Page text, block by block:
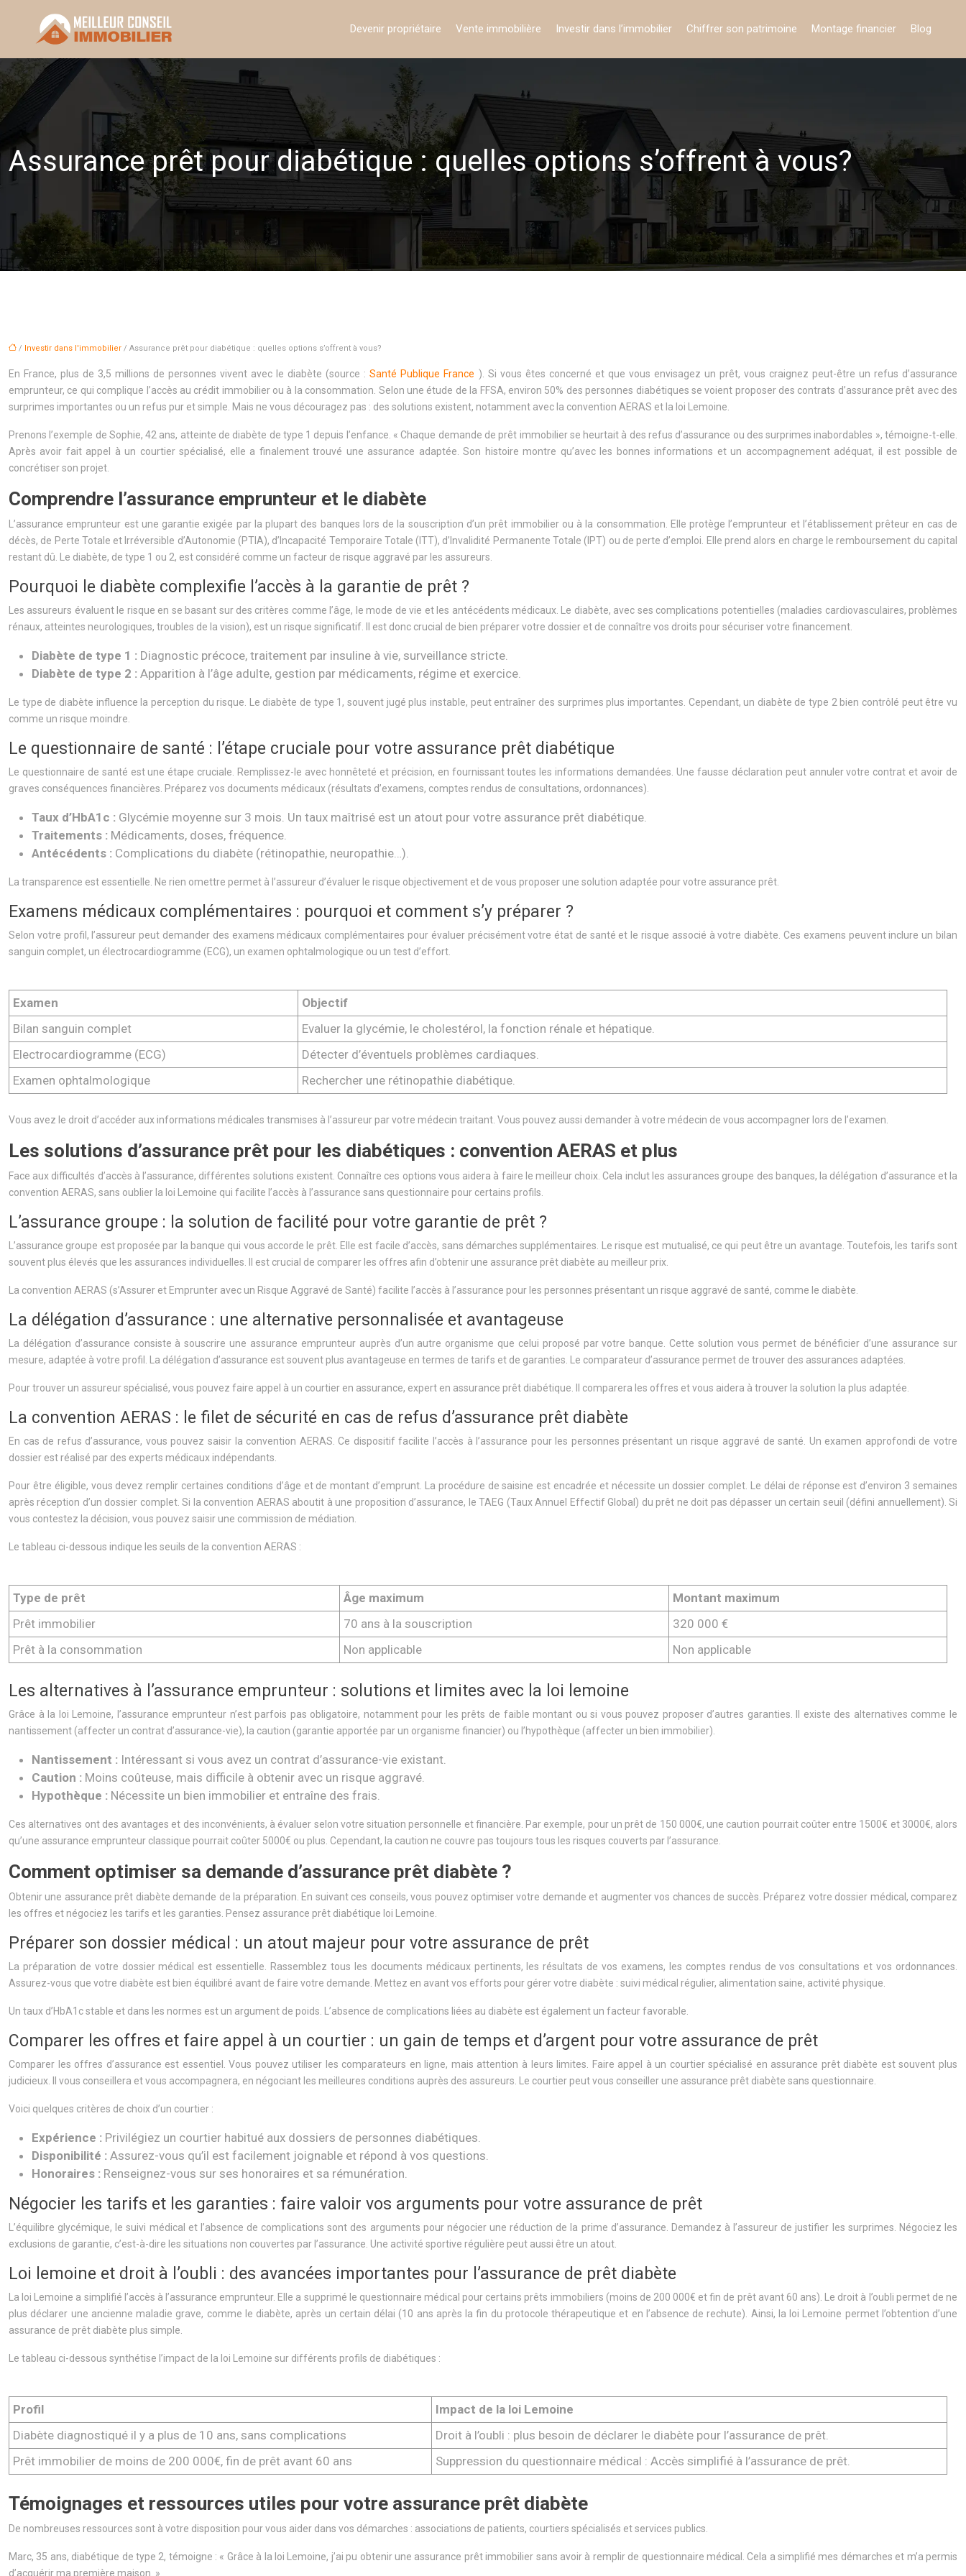
Devenir propriétaire Vente immobilière Investir dans l’immobilier Chiffrer son patrimoine Montage financier Blog
Assurance prêt pour diabétique : quelles options s’offrent à vous?
/ Investir dans l'immobilier / Assurance prêt pour diabétique : quelles options s’offrent à vous?
En France, plus de 3,5 millions de personnes vivent avec le diabète (source :Santé Publique France ). Si vous êtes concerné et que vous envisagez un prêt, vous craignez peut-être un refus d’assurance
emprunteur, ce qui complique l’accès au crédit immobilier ou à la consommation. Selon une étude de la FFSA, environ 50% des personnes diabétiques se voient proposer des contrats d’assurance prêt avec des
surprimes importantes ou un refus pur et simple. Mais ne vous découragez pas : des solutions existent, notamment avec la convention AERAS et la loi Lemoine.
Prenons l’exemple de Sophie, 42 ans, atteinte de diabète de type 1 depuis l’enfance. « Chaque demande de prêt immobilier se heurtait à des refus d’assurance ou des surprimes inabordables », témoigne-t-elle.
Après avoir fait appel à un courtier spécialisé, elle a finalement trouvé une assurance adaptée. Son histoire montre qu’avec les bonnes informations et un accompagnement adéquat, il est possible de
concrétiser son projet.
Comprendre l’assurance emprunteur et le diabète
L’assurance emprunteur est une garantie exigée par la plupart des banques lors de la souscription d’un prêt immobilier ou à la consommation. Elle protège l’emprunteur et l’établissement prêteur en cas de
décès, de Perte Totale et Irréversible d’Autonomie (PTIA), d’Incapacité Temporaire Totale (ITT), d’Invalidité Permanente Totale (IPT) ou de perte d’emploi. Elle prend alors en charge le remboursement du capital
restant dû. Le diabète, de type 1 ou 2, est considéré comme un facteur de risque aggravé par les assureurs.
Pourquoi le diabète complexifie l’accès à la garantie de prêt ?
Les assureurs évaluent le risque en se basant sur des critères comme l’âge, le mode de vie et les antécédents médicaux. Le diabète, avec ses complications potentielles (maladies cardiovasculaires, problèmes
rénaux, atteintes neurologiques, troubles de la vision), est un risque significatif. Il est donc crucial de bien préparer votre dossier et de connaître vos droits pour sécuriser votre financement.
Diabète de type 1 : Diagnostic précoce, traitement par insuline à vie, surveillance stricte.
Diabète de type 2 : Apparition à l’âge adulte, gestion par médicaments, régime et exercice.
Le type de diabète influence la perception du risque. Le diabète de type 1, souvent jugé plus instable, peut entraîner des surprimes plus importantes. Cependant, un diabète de type 2 bien contrôlé peut être vu
comme un risque moindre.
Le questionnaire de santé : l’étape cruciale pour votre assurance prêt diabétique
Le questionnaire de santé est une étape cruciale. Remplissez-le avec honnêteté et précision, en fournissant toutes les informations demandées. Une fausse déclaration peut annuler votre contrat et avoir de
graves conséquences financières. Préparez vos documents médicaux (résultats d’examens, comptes rendus de consultations, ordonnances).
Taux d’HbA1c : Glycémie moyenne sur 3 mois. Un taux maîtrisé est un atout pour votre assurance prêt diabétique.
Traitements : Médicaments, doses, fréquence.
Antécédents : Complications du diabète (rétinopathie, neuropathie…).
La transparence est essentielle. Ne rien omettre permet à l’assureur d’évaluer le risque objectivement et de vous proposer une solution adaptée pour votre assurance prêt.
Examens médicaux complémentaires : pourquoi et comment s’y préparer ?
Selon votre profil, l’assureur peut demander des examens médicaux complémentaires pour évaluer précisément votre état de santé et le risque associé à votre diabète. Ces examens peuvent inclure un bilan
sanguin complet, un électrocardiogramme (ECG), un examen ophtalmologique ou un test d’effort.
Examen
Objectif
Bilan sanguin complet
Evaluer la glycémie, le cholestérol, la fonction rénale et hépatique.
Electrocardiogramme (ECG)
Détecter d’éventuels problèmes cardiaques.
Examen ophtalmologique
Rechercher une rétinopathie diabétique.
Vous avez le droit d’accéder aux informations médicales transmises à l’assureur par votre médecin traitant. Vous pouvez aussi demander à votre médecin de vous accompagner lors de l’examen.
Les solutions d’assurance prêt pour les diabétiques : convention AERAS et plus
Face aux difficultés d’accès à l’assurance, différentes solutions existent. Connaître ces options vous aidera à faire le meilleur choix. Cela inclut les assurances groupe des banques, la délégation d’assurance et la
convention AERAS, sans oublier la loi Lemoine qui facilite l’accès à l’assurance sans questionnaire pour certains profils.
L’assurance groupe : la solution de facilité pour votre garantie de prêt ?
L’assurance groupe est proposée par la banque qui vous accorde le prêt. Elle est facile d’accès, sans démarches supplémentaires. Le risque est mutualisé, ce qui peut être un avantage. Toutefois, les tarifs sont
souvent plus élevés que les assurances individuelles. Il est crucial de comparer les offres afin d’obtenir une assurance prêt diabète au meilleur prix.
La convention AERAS (s’Assurer et Emprunter avec un Risque Aggravé de Santé) facilite l’accès à l’assurance pour les personnes présentant un risque aggravé de santé, comme le diabète.
La délégation d’assurance : une alternative personnalisée et avantageuse
La délégation d’assurance consiste à souscrire une assurance emprunteur auprès d’un autre organisme que celui proposé par votre banque. Cette solution vous permet de bénéficier d’une assurance sur
mesure, adaptée à votre profil. La délégation d’assurance est souvent plus avantageuse en termes de tarifs et de garanties. Le comparateur d’assurance permet de trouver des assurances adaptées.
Pour trouver un assureur spécialisé, vous pouvez faire appel à un courtier en assurance, expert en assurance prêt diabétique. Il comparera les offres et vous aidera à trouver la solution la plus adaptée.
La convention AERAS : le filet de sécurité en cas de refus d’assurance prêt diabète
En cas de refus d’assurance, vous pouvez saisir la convention AERAS. Ce dispositif facilite l’accès à l’assurance pour les personnes présentant un risque aggravé de santé. Un examen approfondi de votre
dossier est réalisé par des experts médicaux indépendants.
Pour être éligible, vous devez remplir certaines conditions d’âge et de montant d’emprunt. La procédure de saisine est encadrée et nécessite un dossier complet. Le délai de réponse est d’environ 3 semaines
après réception d’un dossier complet. Si la convention AERAS aboutit à une proposition d’assurance, le TAEG (Taux Annuel Effectif Global) du prêt ne doit pas dépasser un certain seuil (défini annuellement). Si
vous contestez la décision, vous pouvez saisir une commission de médiation.
Le tableau ci-dessous indique les seuils de la convention AERAS :
Type de prêt Âge maximum
Montant maximum
Prêt immobilier
70 ans à la souscription
320 000 €
Prêt à la consommation
Non applicable Non applicable
Les alternatives à l’assurance emprunteur : solutions et limites avec la loi lemoine
Grâce à la loi Lemoine, l’assurance emprunteur n’est parfois pas obligatoire, notamment pour les prêts de faible montant ou si vous pouvez proposer d’autres garanties. Il existe des alternatives comme le
nantissement (affecter un contrat d’assurance-vie), la caution (garantie apportée par un organisme financier) ou l’hypothèque (affecter un bien immobilier).
Nantissement : Intéressant si vous avez un contrat d’assurance-vie existant.
Caution : Moins coûteuse, mais difficile à obtenir avec un risque aggravé.
Hypothèque : Nécessite un bien immobilier et entraîne des frais.
Ces alternatives ont des avantages et des inconvénients, à évaluer selon votre situation personnelle et financière. Par exemple, pour un prêt de 150 000€, une caution pourrait coûter entre 1500€ et 3000€, alors
qu’une assurance emprunteur classique pourrait coûter 5000€ ou plus. Cependant, la caution ne couvre pas toujours tous les risques couverts par l’assurance.
Comment optimiser sa demande d’assurance prêt diabète ?
Obtenir une assurance prêt diabète demande de la préparation. En suivant ces conseils, vous pouvez optimiser votre demande et augmenter vos chances de succès. Préparez votre dossier médical, comparez
les offres et négociez les tarifs et les garanties. Pensez assurance prêt diabétique loi Lemoine.
Préparer son dossier médical : un atout majeur pour votre assurance de prêt
La préparation de votre dossier médical est essentielle. Rassemblez tous les documents médicaux pertinents, les résultats de vos examens, les comptes rendus de vos consultations et vos ordonnances.
Assurez-vous que votre diabète est bien équilibré avant de faire votre demande. Mettez en avant vos efforts pour gérer votre diabète : suivi médical régulier, alimentation saine, activité physique.
Un taux d’HbA1c stable et dans les normes est un argument de poids. L’absence de complications liées au diabète est également un facteur favorable.
Comparer les offres et faire appel à un courtier : un gain de temps et d’argent pour votre assurance de prêt
Comparer les offres d’assurance est essentiel. Vous pouvez utiliser les comparateurs en ligne, mais attention à leurs limites. Faire appel à un courtier spécialisé en assurance prêt diabète est souvent plus
judicieux. Il vous conseillera et vous accompagnera, en négociant les meilleures conditions auprès des assureurs. Le courtier peut vous conseiller une assurance prêt diabète sans questionnaire.
Voici quelques critères de choix d’un courtier :
Expérience : Privilégiez un courtier habitué aux dossiers de personnes diabétiques.
Disponibilité : Assurez-vous qu’il est facilement joignable et répond à vos questions.
Honoraires : Renseignez-vous sur ses honoraires et sa rémunération.
Négocier les tarifs et les garanties : faire valoir vos arguments pour votre assurance de prêt
L’équilibre glycémique, le suivi médical et l’absence de complications sont des arguments pour négocier une réduction de la prime d’assurance. Demandez à l’assureur de justifier les surprimes. Négociez les
exclusions de garantie, c’est-à-dire les situations non couvertes par l’assurance. Une activité sportive régulière peut aussi être un atout.
Loi lemoine et droit à l’oubli : des avancées importantes pour l’assurance de prêt diabète
La loi Lemoine a simplifié l’accès à l’assurance emprunteur. Elle a supprimé le questionnaire médical pour certains prêts immobiliers (moins de 200 000€ et fin de prêt avant 60 ans). Le droit à l’oubli permet de ne
plus déclarer une ancienne maladie grave, comme le diabète, après un certain délai (10 ans après la fin du protocole thérapeutique et en l’absence de rechute). Ainsi, la loi Lemoine permet l’obtention d’une
assurance de prêt diabète plus simple.
Le tableau ci-dessous synthétise l’impact de la loi Lemoine sur différents profils de diabétiques :
Profil
Impact de la loi Lemoine
Diabète diagnostiqué il y a plus de 10 ans, sans complications
Droit à l’oubli : plus besoin de déclarer le diabète pour l’assurance de prêt.
Prêt immobilier de moins de 200 000€, fin de prêt avant 60 ans
Suppression du questionnaire médical : Accès simplifié à l’assurance de prêt.
Témoignages et ressources utiles pour votre assurance prêt diabète
De nombreuses ressources sont à votre disposition pour vous aider dans vos démarches : associations de patients, courtiers spécialisés et services publics.
Marc, 35 ans, diabétique de type 2, témoigne : « Grâce à la loi Lemoine, j’ai pu obtenir une assurance prêt immobilier sans avoir à remplir de questionnaire médical. Cela a simplifié mes démarches et m’a permis
d’acquérir ma première maison. »